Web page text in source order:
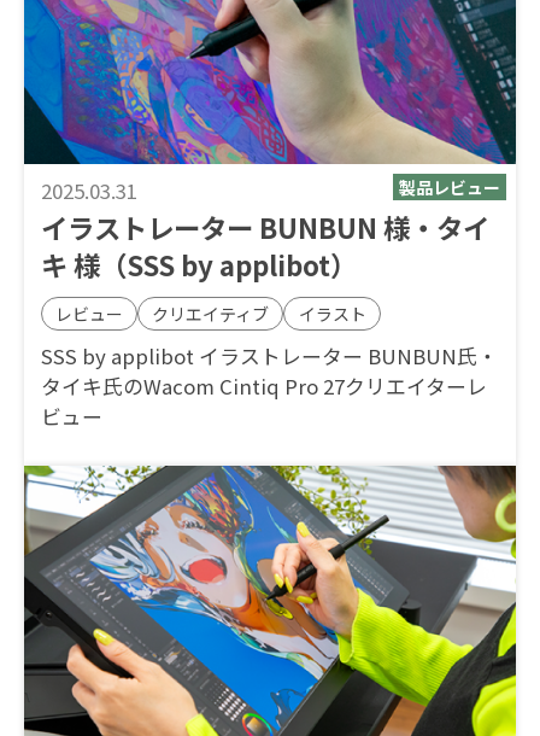
2025.03.31
イラストレーター BUNBUN 様・タイ
キ 様（SSS by applibot）
レビュー クリエイティブ イラスト
SSS by applibot イラストレーター BUNBUN氏・
タイキ氏のWacom Cintiq Pro 27クリエイターレ
ビュー